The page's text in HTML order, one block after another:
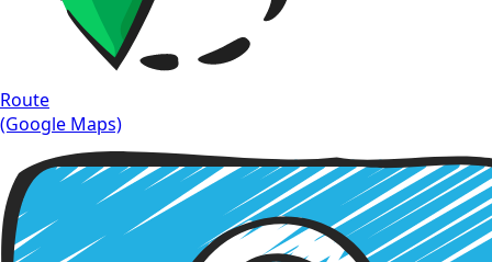
Route
(Google Maps)